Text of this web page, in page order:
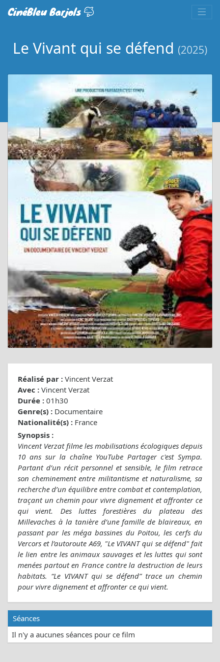
CinéBleu Barjols
Le Vivant qui se défend (2025)
Réalisé par : Vincent Verzat
Avec : Vincent Verzat
Durée : 01h30
Genre(s) : Documentaire
Nationalité(s) : France
Synopsis :
Vincent Verzat filme les mobilisations écologiques depuis
10 ans sur la chaîne YouTube Partager c'est Sympa.
Partant d’un récit personnel et sensible, le film retrace
son cheminement entre militantisme et naturalisme, sa
recherche d’un équilibre entre combat et contemplation,
traçant un chemin pour vivre dignement et affronter ce
qui vient. Des luttes forestières du plateau des
Millevaches à la tanière d’une famille de blaireaux, en
passant par les méga bassines du Poitou, les cerfs du
Vercors et l’autoroute A69, "Le VIVANT qui se défend" fait
le lien entre les animaux sauvages et les luttes qui sont
menées partout en France contre la destruction de leurs
habitats. “Le VIVANT qui se défend” trace un chemin
pour vivre dignement et affronter ce qui vient.
Séances
Il n'y a aucunes séances pour ce film